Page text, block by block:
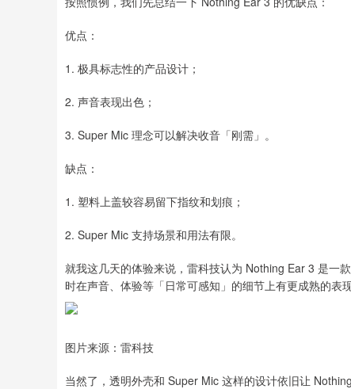
优点：
1. 极具标志性的产品设计；
2. 声音表现出色；
3. Super Mic 理念可以解决收音「刚需」。
缺点：
1. 塑料上盖较容易留下指纹和划痕；
2. Super Mic 支持场景和用法有限。
就我这几天的体验来说，雷科技认为 Nothing Ear 3 是一
时在声音、体验等「日常可感知」的细节上有更成熟的表现
图片来源：雷科技
当然了，透明外壳和 Super Mic 这样的设计依旧让